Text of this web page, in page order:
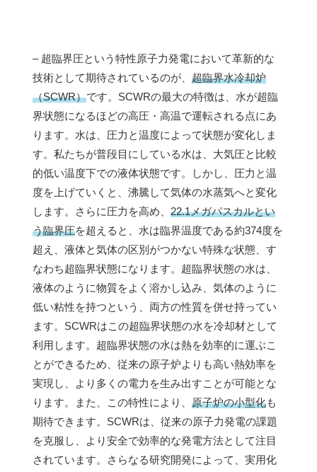
– 超臨界圧という特性原子力発電において革新的な
技術として期待されているのが、 超臨界水冷却炉
（SCWR）です。SCWRの最大の特徴は、水が超臨
界状態になるほどの高圧・高温で運転される点にあ
ります。水は、圧力と温度によって状態が変化しま
す。私たちが普段目にしている水は、大気圧と比較
的低い温度下での液体状態です。しかし、圧力と温
度を上げていくと、沸騰して気体の水蒸気へと変化
します。さらに圧力を高め、 22.1メガパスカルとい
う臨界圧を超えると、水は臨界温度である約374度を
超え、液体と気体の区別がつかない特殊な状態、す
なわち超臨界状態になります。超臨界状態の水は、
液体のように物質をよく溶かし込み、気体のように
低い粘性を持つという、両方の性質を併せ持ってい
ます。SCWRはこの超臨界状態の水を冷却材として
利用します。超臨界状態の水は熱を効率的に運ぶこ
とができるため、従来の原子炉よりも高い熱効率を
実現し、より多くの電力を生み出すことが可能とな
ります。また、この特性により、 原子炉の小型化も
期待できます。SCWRは、従来の原子力発電の課題
を克服し、より安全で効率的な発電方法として注目
されています。さらなる研究開発によって、実用化